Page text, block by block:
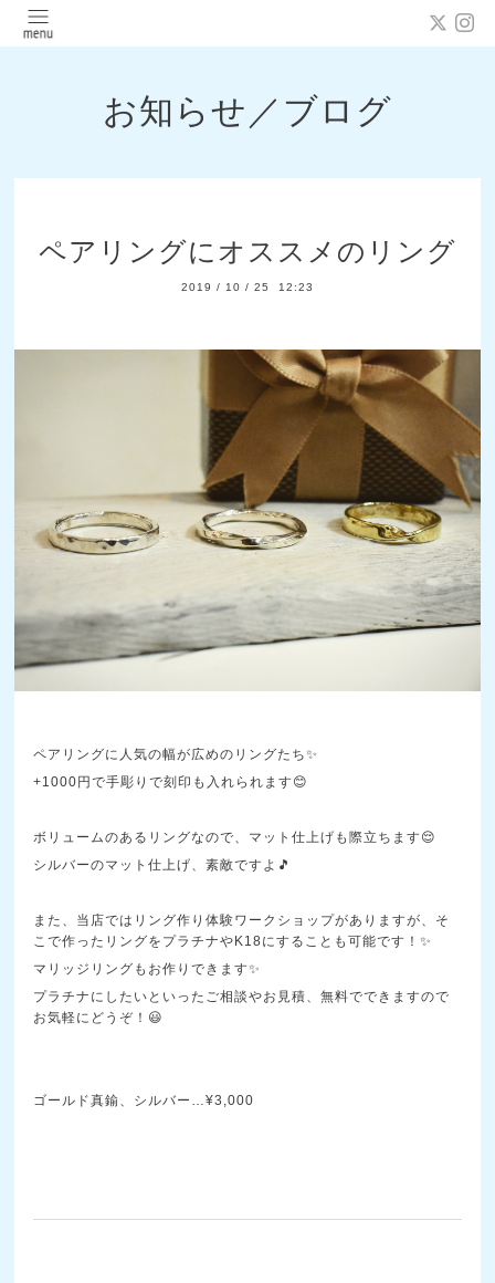
お知らせ／ブログ
ペアリングにオススメのリング
2019 / 10 / 25 12:23
ペアリングに人気の幅が広めのリングたち✨
+1000円で手彫りで刻印も入れられます😊
ボリュームのあるリングなので、マット仕上げも際立ちます😌
シルバーのマット仕上げ、素敵ですよ🎵
また、当店ではリング作り体験ワークショップがありますが、そ
こで作ったリングをプラチナやK18にすることも可能です！✨
マリッジリングもお作りできます✨
プラチナにしたいといったご相談やお見積、無料でできますので
お気軽にどうぞ！😃
ゴールド真鍮、シルバー…¥3,000